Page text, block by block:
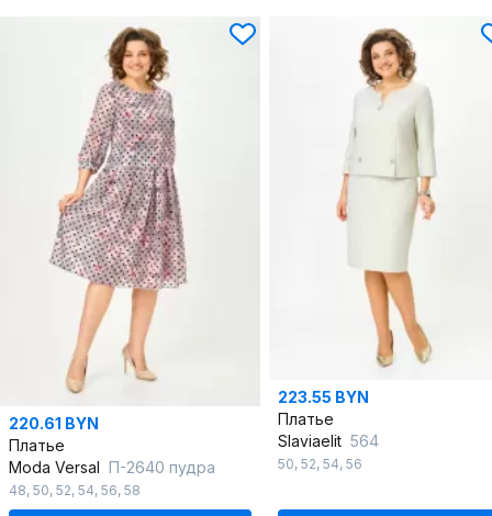
220.61 BYN
Платье
Moda Versal П-2640 пудра
48, 50, 52, 54, 56, 58
223.55 BYN
Платье
Slaviaelit 564
50, 52, 54, 56